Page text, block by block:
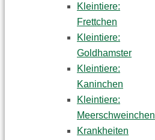
Kleintiere:
Frettchen
Kleintiere:
Goldhamster
Kleintiere:
Kaninchen
Kleintiere:
Meerschweinchen
Krankheiten